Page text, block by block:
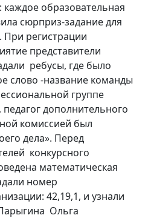
образовательная
сюрприз-задание для
регистрации
представители
ребусы, где было
слово -название команды
группе
дополнительного
комиссией был
дела». Перед
конкурсного
математическая
номер
42,19,1, и узнали
Ольга